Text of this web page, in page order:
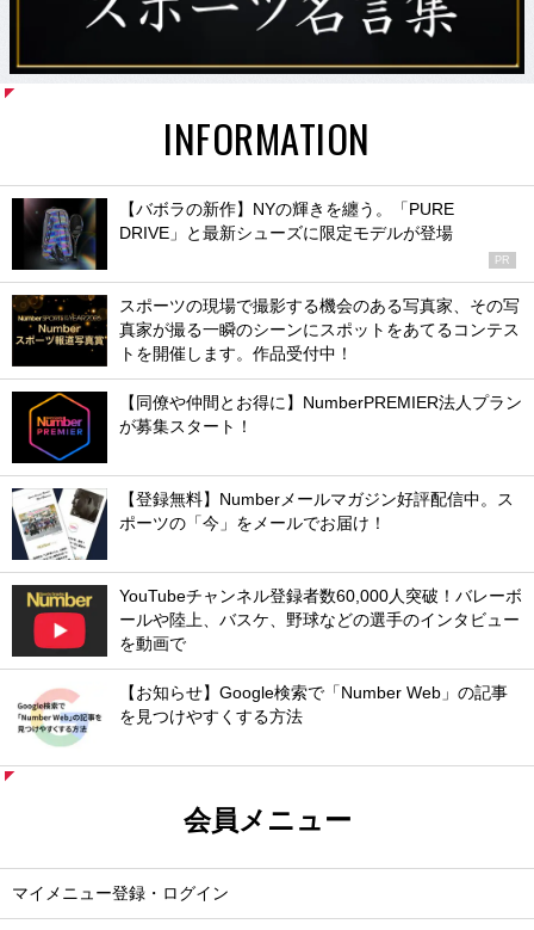
INFORMATION
【バボラの新作】NYの輝きを纏う。「PURE
DRIVE」と最新シューズに限定モデルが登場
PR
スポーツの現場で撮影する機会のある写真家、その写
真家が撮る一瞬のシーンにスポットをあてるコンテス
トを開催します。作品受付中！
【同僚や仲間とお得に】NumberPREMIER法人プラン
が募集スタート！
【登録無料】Numberメールマガジン好評配信中。ス
ポーツの「今」をメールでお届け！
YouTubeチャンネル登録者数60,000人突破！バレーボ
ールや陸上、バスケ、野球などの選手のインタビュー
を動画で
【お知らせ】Google検索で「Number Web」の記事
を見つけやすくする方法
会員メニュー
マイメニュー登録・ログイン